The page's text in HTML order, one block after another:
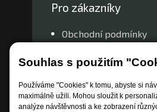
Souhlas s použitím
Používáme "Cookies" k tomu, abyste si
maximálně užili. Mohou sloužit k
analýze návštěvnosti a ke zobrazení
Pro zákazníky
Obchodní podmínky
Zastoupení značek
Reklamační řád
Nastavení soukromí